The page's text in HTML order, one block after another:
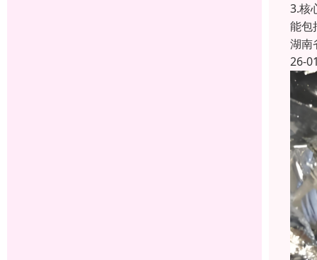
3.核
能包
湖南
26-